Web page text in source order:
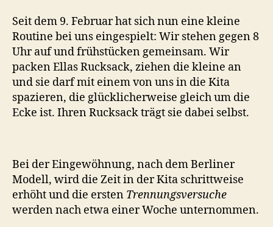
Seit dem 9. Februar hat sich nun eine kleine
Routine bei uns eingespielt: Wir stehen gegen 8
Uhr auf und frühstücken gemeinsam. Wir
packen Ellas Rucksack, ziehen die kleine an
und sie darf mit einem von uns in die Kita
spazieren, die glücklicherweise gleich um die
Ecke ist. Ihren Rucksack trägt sie dabei selbst.
Bei der Eingewöhnung, nach dem Berliner
Modell, wird die Zeit in der Kita schrittweise
erhöht und die ersten Trennungsversuche
werden nach etwa einer Woche unternommen.